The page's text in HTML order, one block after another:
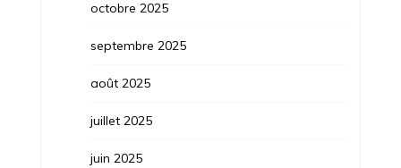
octobre 2025
septembre 2025
août 2025
juillet 2025
juin 2025